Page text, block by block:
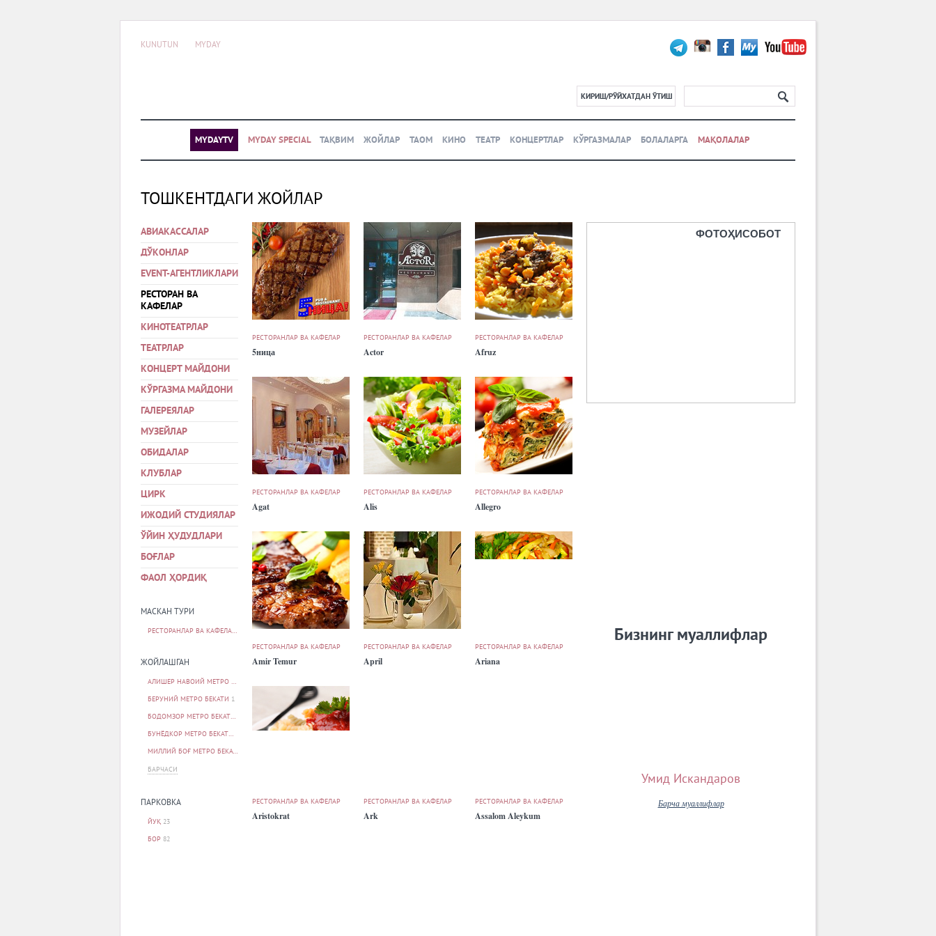
KUNUTUN MYDAY
КИРИШ/РЎЙХАТДАН ЎТИШ
MYDAYTV MYDAY SPECIAL ТАҚВИМ ЖОЙЛАР ТАОМ КИНО ТЕАТР КОНЦЕРТЛАР КЎРГАЗМАЛАР БОЛАЛАРГА МАҚОЛАЛАР
ТОШКЕНТДАГИ ЖОЙЛАР
АВИАКАССАЛАР
ДЎКОНЛАР
EVENT-АГЕНТЛИКЛАРИ
РЕСТОРАН ВА
КАФЕЛАР
КИНОТЕАТРЛАР
ТЕАТРЛАР
КОНЦЕРТ МАЙДОНИ
КЎРГАЗМА МАЙДОНИ
ГАЛЕРЕЯЛАР
МУЗЕЙЛАР
ОБИДАЛАР
КЛУБЛАР
ЦИРК
ИЖОДИЙ СТУДИЯЛАР
ЎЙИН ҲУДУДЛАРИ
БОҒЛАР
ФАОЛ ҲОРДИҚ
МАСКАН ТУРИ
РЕСТОРАНЛАР ВА КАФЕЛАР
ЖОЙЛАШГАН
АЛИШЕР НАВОИЙ МЕТРО БЕКАТИ
БЕРУНИЙ МЕТРО БЕКАТИ 1
БОДОМЗОР МЕТРО БЕКАТИ
БУНЁДКОР МЕТРО БЕКАТИ
МИЛЛИЙ БОҒ МЕТРО БЕКАТИ
БАРЧАСИ
ПАРКОВКА
ЙУҚ 23
БОР 82
РЕСТОРАНЛАР ВА КАФЕЛАР
5ница
РЕСТОРАНЛАР ВА КАФЕЛАР
Actor
РЕСТОРАНЛАР ВА КАФЕЛАР
Afruz
РЕСТОРАНЛАР ВА КАФЕЛАР
Agat
РЕСТОРАНЛАР ВА КАФЕЛАР
Alis
РЕСТОРАНЛАР ВА КАФЕЛАР
Allegro
РЕСТОРАНЛАР ВА КАФЕЛАР
Amir Temur
РЕСТОРАНЛАР ВА КАФЕЛАР
April
РЕСТОРАНЛАР ВА КАФЕЛАР
Ariana
РЕСТОРАНЛАР ВА КАФЕЛАР
Aristokrat
РЕСТОРАНЛАР ВА КАФЕЛАР
Ark
РЕСТОРАНЛАР ВА КАФЕЛАР
Assalom Aleykum
ФОТОҲИСОБОТ
Бизнинг муаллифлар
Умид Искандаров
Барча муаллифлар